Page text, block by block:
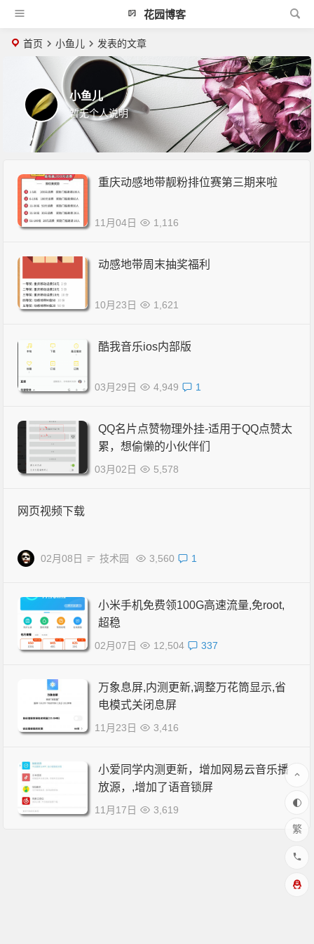
花园博客
首页 小鱼儿 发表的文章
小鱼儿
暂无个人说明
重庆动感地带靓粉排位赛第三期来啦
11月04日 1,116
动感地带周末抽奖福利
10月23日 1,621
酷我音乐ios内部版
03月29日 4,949 1
QQ名片点赞物理外挂-适用于QQ点赞太
累，想偷懒的小伙伴们
03月02日 5,578
网页视频下载
02月08日 技术园 3,560 1
小米手机免费领100G高速流量,免root,
超稳
02月07日 12,504 337
万象息屏,内测更新,调整万花筒显示,省
电模式关闭息屏
11月23日 3,416
小爱同学内测更新，增加网易云音乐播
放源，,增加了语音锁屏
11月17日
3,619
繁